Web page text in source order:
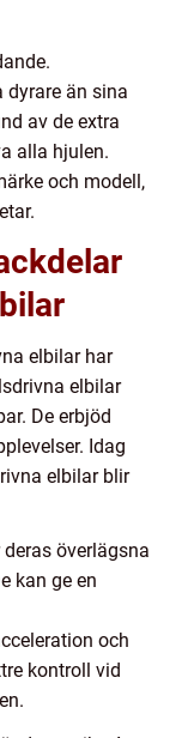
dyrare än sina
av de extra
alla hjulen.
och modell,
elbilar har
elbilar
De erbjöd
Idag
elbilar blir
överlägsna
kan ge en
och
kontroll vid